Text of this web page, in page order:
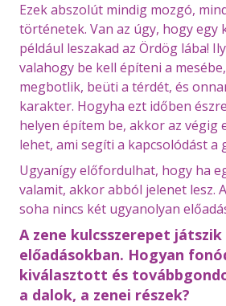
Ezek abszolút mindig mozgó,
történetek. Van az úgy, hogy egy
például leszakad az Ördög lába!
valahogy be kell építeni a
megbotlik, beüti a térdét, és
karakter. Hogyha ezt időben
helyen építem be, akkor az végig
lehet, ami segíti a kapcsolódást a
Ugyanígy előfordulhat, hogy ha
valamit, akkor abból jelenet lesz.
soha nincs két ugyanolyan
A zene kulcsszerepet játszik
előadásokban. Hogyan
kiválasztott és
a dalok, a zenei részek?